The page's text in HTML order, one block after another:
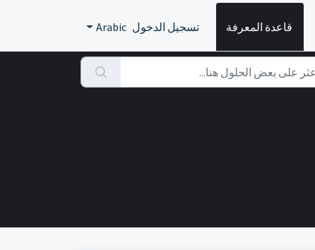
قاعدة المعرفة تسجيل الدخول Arabic